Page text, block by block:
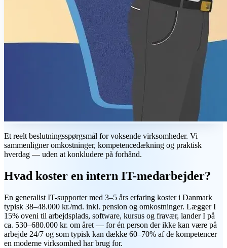
Et reelt beslutningsspørgsmål for voksende virksomheder. Vi
sammenligner omkostninger, kompetencedækning og praktisk
hverdag — uden at konkludere på forhånd.
Hvad koster en intern IT-medarbejder?
En generalist IT-supporter med 3–5 års erfaring koster i Danmark
typisk 38–48.000 kr./md. inkl. pension og omkostninger. Lægger I
15% oveni til arbejdsplads, software, kursus og fravær, lander I på
ca. 530–680.000 kr. om året — for én person der ikke kan være på
arbejde 24/7 og som typisk kan dække 60–70% af de kompetencer
en moderne virksomhed har brug for.